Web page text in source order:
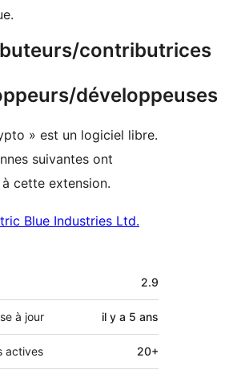
contributrices
développeuses
» est un logiciel libre.
suivantes ont
cette extension.
Blue Industries Ltd.
2.9
à jour il y a 5 ans
actives 20+